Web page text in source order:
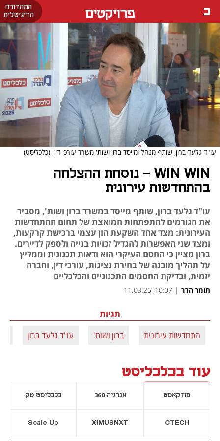
המהדורה
הדיגיטלית
פרויקטים
עו"ד גלעד ברון, שותף מנהל ומייסד ברון ושות' משרד עורכי דין (כלכליסט)
WIN WIN - נוסחת ההצלחה
בהתחדשות עירונית
עו"ד גלעד ברון, שותף מייסד במשרד ברון ושות', מסביר
את הגורמים להתפתחות המואצת של תחום ההתחדשות
העירונית: מצד אחד השקעת הון עצמי ברכישת קרקעות,
ומצד שני האפשרות להגדיל זכויות בנייה ולספק לדיירים.
ברון מציין כי החסם העיקרי הוא ודאות תכנונית וממליץ
על תהליך מובנה של בחירת נציגות, עורכי דין, וחברה
יזמית, ובדיקת החסמים התכנוניים והכלכליים
תומר הדר |
10:07, 11.03.25
תגיות
התחדשות עירונית ברון ושות' עו"ד גלעד ברון
עוד בכלכליסט
פודקאסט אנרגיה 360 כלכליסט טק
CTECH
XIMUSNXT
Scale Up